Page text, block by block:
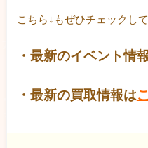
こちら↓もぜひチェックし
・最新のイベント情
・最新の買取情報は